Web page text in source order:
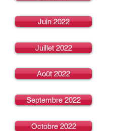
Juin 2022
Juillet 2022
Août 2022
Septembre 2022
Octobre 2022